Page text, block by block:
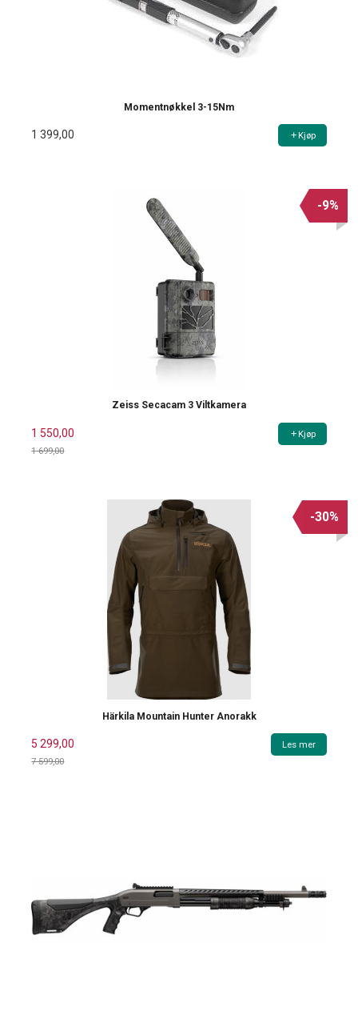
Momentnøkkel 3-15Nm
1 399,00 Kjøp
Zeiss Secacam 3 Viltkamera
1 550,00
1 699,00
-9%
Kjøp
Härkila Mountain Hunter Anorakk
5 299,00
7 599,00
-30%
Les mer